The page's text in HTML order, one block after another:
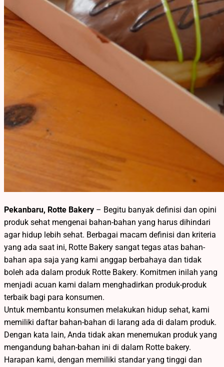
Pekanbaru, Rotte Bakery – Begitu banyak definisi dan opini
produk sehat mengenai bahan-bahan yang harus dihindari
agar hidup lebih sehat. Berbagai macam definisi dan kriteria
yang ada saat ini, Rotte Bakery sangat tegas atas bahan-
bahan apa saja yang kami anggap berbahaya dan tidak
boleh ada dalam produk Rotte Bakery. Komitmen inilah yang
menjadi acuan kami dalam menghadirkan produk-produk
terbaik bagi para konsumen.
Untuk membantu konsumen melakukan hidup sehat, kami
memiliki daftar bahan-bahan di larang ada di dalam produk.
Dengan kata lain, Anda tidak akan menemukan produk yang
mengandung bahan-bahan ini di dalam Rotte bakery.
Harapan kami, dengan memiliki standar yang tinggi dan